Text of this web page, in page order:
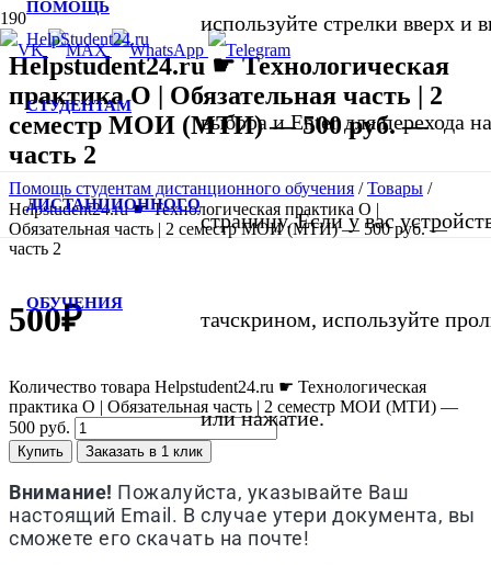
ПОМОЩЬ
СТУДЕНТАМ
ДИСТАНЦИОННОГО
ОБУЧЕНИЯ
используйте стрелки вверх и
выбора и Enter для перехода
страницу. Если у вас
тачскрином, используйте
или нажатие.
Helpstudent24.ru ☛ Технологическая
практика О | Обязательная часть | 2
семестр МОИ (МТИ) — 500 руб. —
часть 2
Помощь студентам дистанционного обучения /Товары /
Helpstudent24.ru ☛ Технологическая практика О |
Обязательная часть | 2 семестр МОИ (МТИ) — 500 руб. —
часть 2
500₽
Количество товара Helpstudent24.ru ☛ Технологическая
практика О | Обязательная часть | 2 семестр МОИ (МТИ) —
500 руб.
Купить Заказать в 1 клик
Внимание! Пожалуйста, указывайте Ваш
настоящий Email. В случае утери документа, вы
сможете его скачать на почте!